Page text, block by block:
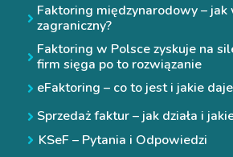
Faktoring międzynarodowy –
zagraniczny?
Faktoring w Polsce zyskuje na
firm sięga po to rozwiązanie
eFaktoring – co to jest i jakie
Sprzedaż faktur – jak działa i
KSeF – Pytania i Odpowiedzi